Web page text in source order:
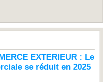
EXTERIEUR : Le
se réduit en 2025